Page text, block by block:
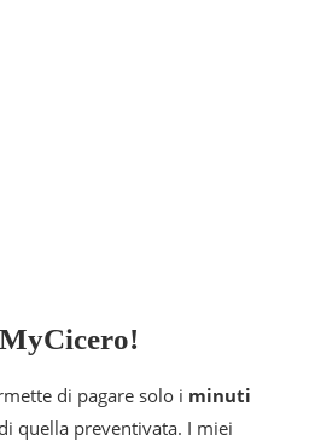
di pagare solo i minuti
quella preventivata. I miei